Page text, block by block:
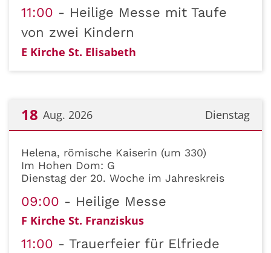
11:00
Heilige Messe mit Taufe
von zwei Kindern
E Kirche St. Elisabeth
Dienstag
18 Aug. 2026
Helena, römische Kaiserin (um 330)
Im Hohen Dom: G
Dienstag der 20. Woche im Jahreskreis
09:00 Heilige Messe
F Kirche St. Franziskus
11:00
Trauerfeier für Elfriede